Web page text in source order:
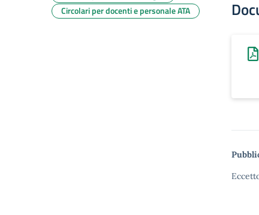
Circolari per docenti e personale ATA